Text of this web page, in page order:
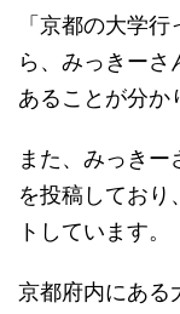
「京都の大学
ら、みっきー
あることが分か
また、みっきー
を投稿しており
トしています。
京都府内にある